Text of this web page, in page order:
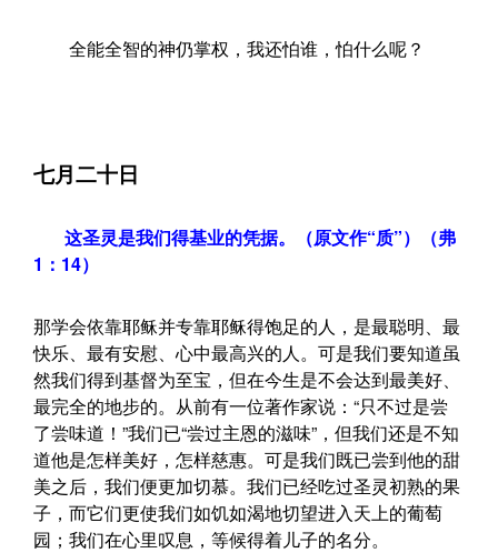
全能全智的神仍掌权，我还怕谁，怕什么呢？
七月二十日
这圣灵是我们得基业的凭据。（原文作“质”）（弗
1：14）
那学会依靠耶稣并专靠耶稣得饱足的人，是最聪明、最
快乐、最有安慰、心中最高兴的人。可是我们要知道虽
然我们得到基督为至宝，但在今生是不会达到最美好、
最完全的地步的。从前有一位著作家说：“只不过是尝
了尝味道！”我们已“尝过主恩的滋味”，但我们还是不知
道他是怎样美好，怎样慈惠。可是我们既已尝到他的甜
美之后，我们便更加切慕。我们已经吃过圣灵初熟的果
子，而它们更使我们如饥如渴地切望进入天上的葡萄
园；我们在心里叹息，等候得着儿子的名分。